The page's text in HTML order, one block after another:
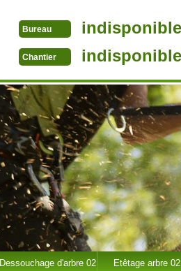
Bureau indisponible
Chantier indisponible
Dessouchage d'arbre 02 Etêtage arbre 02